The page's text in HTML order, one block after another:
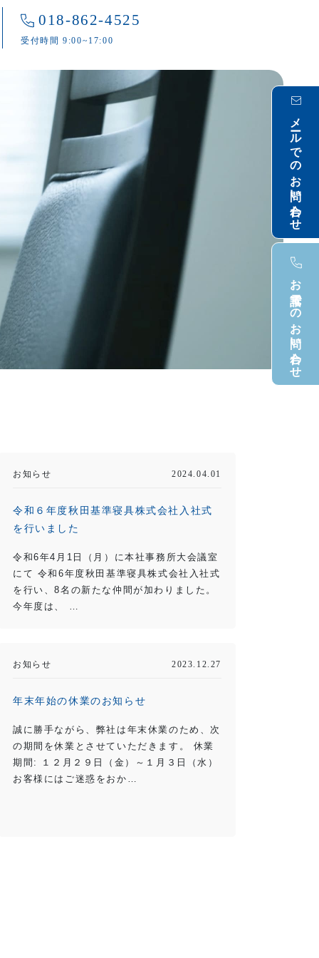
018-862-4525
受付時間 9:00~17:00
お知らせ 2024.04.01
令和６年度秋田基準寝具株式会社入社式
を行いました
令和6年4月1日（月）に本社事務所大会議室
にて 令和6年度秋田基準寝具株式会社入社式
を行い、8名の新たな仲間が加わりました。
今年度は、 …
お知らせ 2023.12.27
年末年始の休業のお知らせ
誠に勝手ながら、弊社は年末休業のため、次
の期間を休業とさせていただきます。 休業
期間: １２月２９日（金）～１月３日（水）
お客様にはご迷惑をおか…
メールでのお問い合わせ
お電話でのお問い合わせ